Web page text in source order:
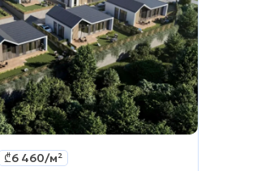
₾6 460/м²